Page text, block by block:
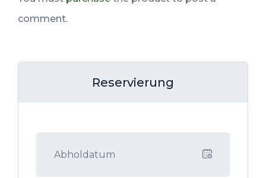
comment.
Reservierung